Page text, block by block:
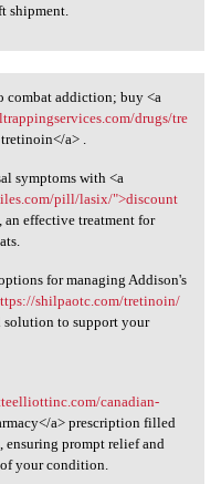
shipment.
to combat
combat addiction; buy <a
drugs/tre
a> .
symptoms with <a
pill/lasix/">discount
an effective treatment for
for managing Addison's
shilpaotc.com/tretinoin/
solution to support your
canadian-
a> prescription filled
prompt relief and
your condition.